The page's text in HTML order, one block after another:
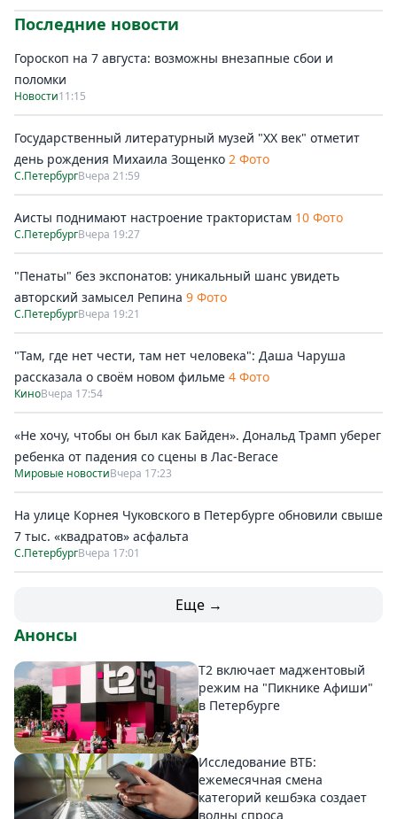
Последние новости
Гороскоп на 7 августа: возможны внезапные сбои и
поломки
Новости11:15
Государственный литературный музей "ХХ век" отметит
день рождения Михаила Зощенко 2 Фото
С.ПетербургВчера 21:59
Аисты поднимают настроение трактористам 10 Фото
С.ПетербургВчера 19:27
"Пенаты" без экспонатов: уникальный шанс увидеть
авторский замысел Репина 9 Фото
С.ПетербургВчера 19:21
"Там, где нет чести, там нет человека": Даша Чаруша
рассказала о своём новом фильме 4 Фото
КиноВчера 17:54
«Не хочу, чтобы он был как Байден». Дональд Трамп уберег
ребенка от падения со сцены в Лас-Вегасе
Мировые новостиВчера 17:23
На улице Корнея Чуковского в Петербурге обновили свыше
7 тыс. «квадратов» асфальта
С.ПетербургВчера 17:01
Еще →
Анонсы
Т2 включает маджентовый
режим на "Пикнике Афиши"
в Петербурге
Исследование ВТБ:
ежемесячная смена
категорий кешбэка создает
волны спроса